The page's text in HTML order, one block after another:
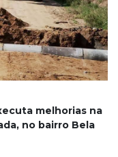
melhorias na
no bairro Bela